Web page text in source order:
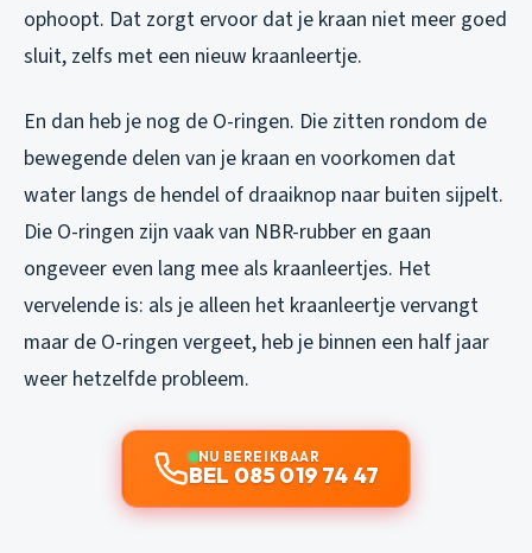
ophoopt. Dat zorgt ervoor dat je kraan niet meer goed
sluit, zelfs met een nieuw kraanleertje.
En dan heb je nog de O-ringen. Die zitten rondom de
bewegende delen van je kraan en voorkomen dat
water langs de hendel of draaiknop naar buiten sijpelt.
Die O-ringen zijn vaak van NBR-rubber en gaan
ongeveer even lang mee als kraanleertjes. Het
vervelende is: als je alleen het kraanleertje vervangt
maar de O-ringen vergeet, heb je binnen een half jaar
weer hetzelfde probleem.
NU BEREIKBAAR
BEL 085 019 74 47